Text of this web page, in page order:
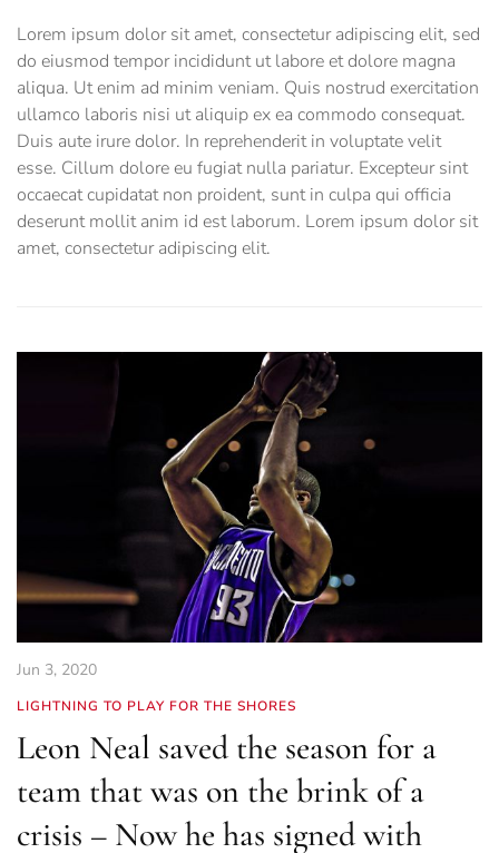
Lorem ipsum dolor sit amet, consectetur adipiscing elit, sed
do eiusmod tempor incididunt ut labore et dolore magna
aliqua. Ut enim ad minim veniam. Quis nostrud exercitation
ullamco laboris nisi ut aliquip ex ea commodo consequat.
Duis aute irure dolor. In reprehenderit in voluptate velit
esse. Cillum dolore eu fugiat nulla pariatur. Excepteur sint
occaecat cupidatat non proident, sunt in culpa qui officia
deserunt mollit anim id est laborum. Lorem ipsum dolor sit
amet, consectetur adipiscing elit.
Jun 3, 2020
LIGHTNING TO PLAY FOR THE SHORES
Leon Neal saved the season for a
team that was on the brink of a
crisis – Now he has signed with